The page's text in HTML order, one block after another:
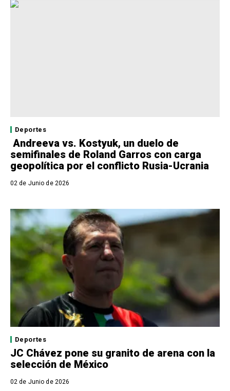
Deportes
Andreeva vs. Kostyuk, un duelo de
semifinales de Roland Garros con carga
geopolítica por el conflicto Rusia-Ucrania
02 de Junio de 2026
Deportes
JC Chávez pone su granito de arena con la
selección de México
02 de Junio de 2026